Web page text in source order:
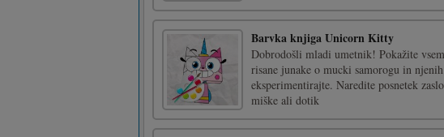
Barvka knjiga Unicorn Kitty
Dobrodošli mladi umetnik! Pokažite
risane junake o mucki samorogu in
eksperimentirajte. Naredite posnetek
miške ali dotik